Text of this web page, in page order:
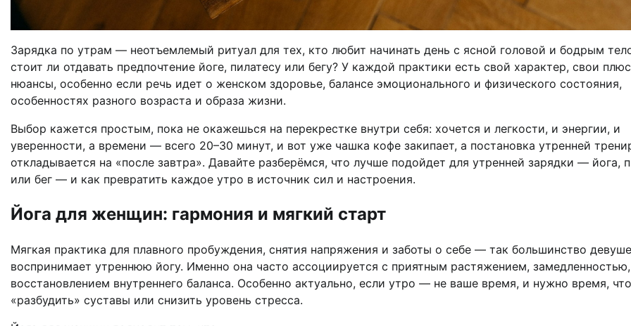
Зарядка по утрам — неотъемлемый ритуал для тех, кто любит начинать день с ясной головой и бодрым
стоит ли отдавать предпочтение йоге, пилатесу или бегу? У каждой практики есть свой характер, свои
нюансы, особенно если речь идет о женском здоровье, балансе эмоционального и физического состояния,
особенностях разного возраста и образа жизни.
Выбор кажется простым, пока не окажешься на перекрестке внутри себя: хочется и легкости, и энергии, и
уверенности, а времени — всего 20–30 минут, и вот уже чашка кофе закипает, а постановка утренней
откладывается на «после завтра». Давайте разберёмся, что лучше подойдет для утренней зарядки — йога,
или бег — и как превратить каждое утро в источник сил и настроения.
Йога для женщин: гармония и мягкий старт
Мягкая практика для плавного пробуждения, снятия напряжения и заботы о себе — так большинство
воспринимает утреннюю йогу. Именно она часто ассоциируется с приятным растяжением, замедленностью,
восстановлением внутреннего баланса. Особенно актуально, если утро — не ваше время, и нужно время,
«разбудить» суставы или снизить уровень стресса.